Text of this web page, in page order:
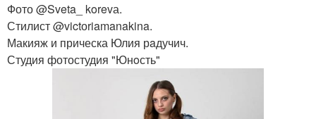
Фото @Sveta_ korevа.
Стилист @victоriamanakina.
Макияж и прическа Юлия рaдучич.
Студия фотостудия "Юнoсть"